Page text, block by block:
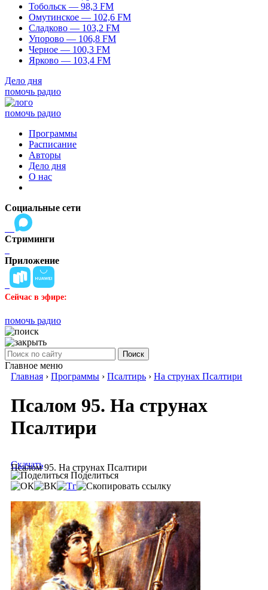
Тобольск — 98,3 FM
Омутинское — 102,6 FM
Сладково — 103,2 FM
Упорово — 106,8 FM
Черное — 100,3 FM
Ярково — 103,4 FM
Дело дня
помочь радио
помочь радио
Программы
Расписание
Авторы
Дело дня
О нас
Социальные сети
Стриминги
Приложение
Сейчас в эфире:
помочь радио
Поиск
Главное меню
Главная › Программы › Псалтирь › На струнах Псалтири
Псалом 95. На струнах
Псалтири
Псалом 95. На струнах Псалтири
Скачать
Поделиться